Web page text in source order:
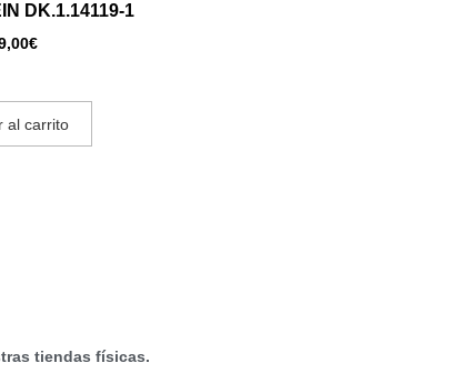
DK.1.14119-1
€
al carrito
tiendas físicas.